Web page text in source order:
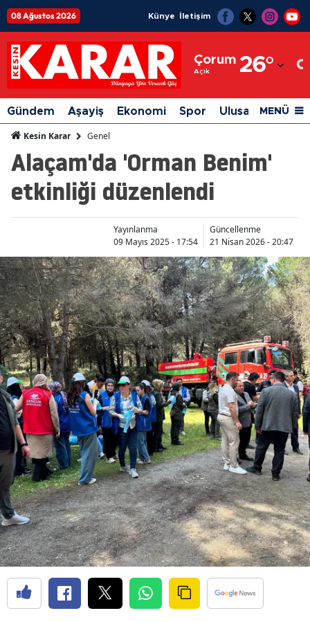
08 Ağustos 2026 Künye İletişim
Çorum
Açık 26°
Adıyaman
Afyonkarahisar
Ağrı
Amasya
Ankara
Artvin
Aydın
Balıkesir
Bilecik
Bingöl
Bitlis
Bolu
Burdur
Bursa
Çanakkale
Çankırı
Çorum
Denizli
Diyarbakır
Gündem Aşayiş Ekonomi Spor Ulusal Siyaset
MENÜ
Kesin Karar Genel
Alaçam'da 'Orman Benim'
etkinliği düzenlendi
Yayınlanma
09 Mayıs 2025 - 17:54
Güncellenme
21 Nisan 2026 - 20:47